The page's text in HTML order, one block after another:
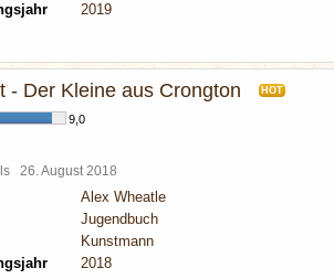
2019
- Der Kleine aus Crongton HOT
9,0
26. August 2018
Alex Wheatle
Jugendbuch
Kunstmann
2018